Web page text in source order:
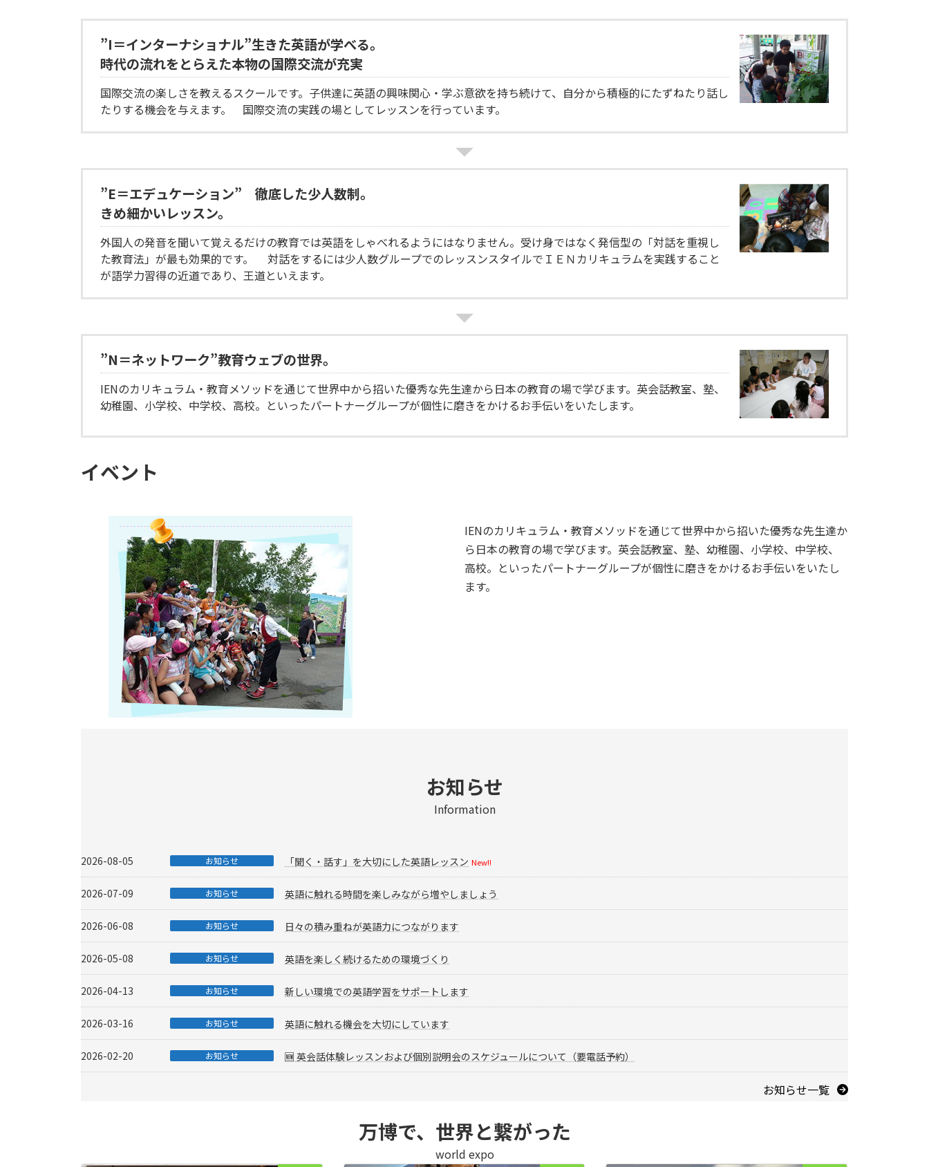
”I＝インターナショナル”生きた英語が学べる。
時代の流れをとらえた本物の国際交流が充実
国際交流の楽しさを教えるスクールです。子供達に英語の興味関心・学ぶ意欲を持ち続けて、自分から積極的にたずねたり話し
たりする機会を与えます。 国際交流の実践の場としてレッスンを行っています。
”E＝エデュケーション” 徹底した少人数制。
きめ細かいレッスン。
外国人の発音を聞いて覚えるだけの教育では英語をしゃべれるようにはなりません。受け身ではなく発信型の「対話を重視し
た教育法」が最も効果的です。 対話をするには少人数グループでのレッスンスタイルでＩＥＮカリキュラムを実践すること
が語学力習得の近道であり、王道といえます。
”N＝ネットワーク”教育ウェブの世界。
IENのカリキュラム・教育メソッドを通じて世界中から招いた優秀な先生達から日本の教育の場で学びます。英会話教室、塾、
幼稚園、小学校、中学校、高校。といったパートナーグループが個性に磨きをかけるお手伝いをいたします。
イベント
IENのカリキュラム・教育メソッドを通じて世界中から招いた優秀な先生達か
ら日本の教育の場で学びます。英会話教室、塾、幼稚園、小学校、中学校、
高校。といったパートナーグループが個性に磨きをかけるお手伝いをいたし
ます。
お知らせ
Information
2026-08-05 お知らせ 「聞く・話す」を大切にした英語レッスン New!!
2026-07-09 お知らせ 英語に触れる時間を楽しみながら増やしましょう
2026-06-08 お知らせ 日々の積み重ねが英語力につながります
2026-05-08 お知らせ 英語を楽しく続けるための環境づくり
2026-04-13 お知らせ 新しい環境での英語学習をサポートします
2026-03-16 お知らせ 英語に触れる機会を大切にしています
2026-02-20 お知らせ 🆕 英会話体験レッスンおよび個別説明会のスケジュールについて（要電話予約）
お知らせ一覧
万博で、世界と繋がった
world expo